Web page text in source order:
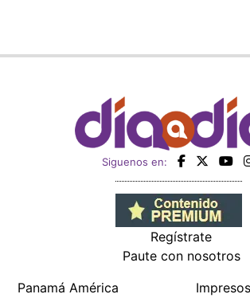
Siguenos en:
Regístrate
Paute con nosotros
Panamá América
Impresos